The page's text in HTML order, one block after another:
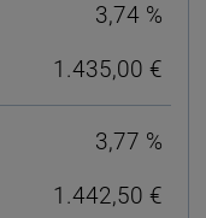
3,74 %
1.435,00 €
3,77 %
1.442,50 €